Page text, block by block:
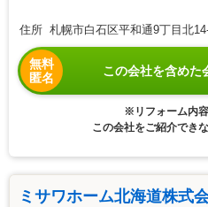
住所 札幌市白石区平和通9丁目北
無料
匿名
この会社を含めた
※リフォーム内容
この会社をご紹介でき
ミサワホーム北海道株式